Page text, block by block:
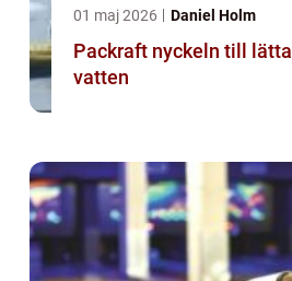
01 maj 2026 Daniel Holm
Packraft nyckeln till lätta äventyr på
vatten